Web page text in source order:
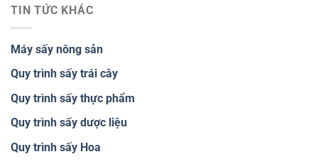
TIN TỨC KHÁC
Máy sấy nông sản
Quy trình sấy trái cây
Quy trình sấy thực phẩm
Quy trình sấy dược liệu
Quy trình sấy Hoa